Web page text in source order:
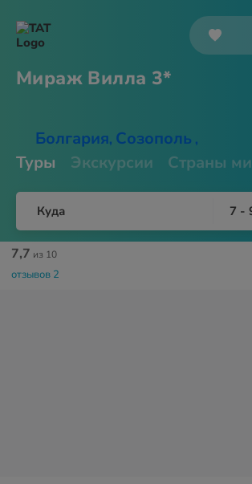
Мираж Вилла 3*
Болгария, Созополь ,
Туры Экскурсии Страны
Куда 7 -
7,7 из 10
отзывов 2